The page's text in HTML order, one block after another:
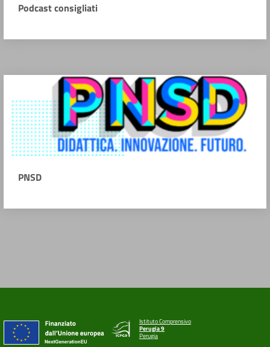
Podcast consigliati
PNSD
Istituto Comprensivo
Perugia 9
Perugia